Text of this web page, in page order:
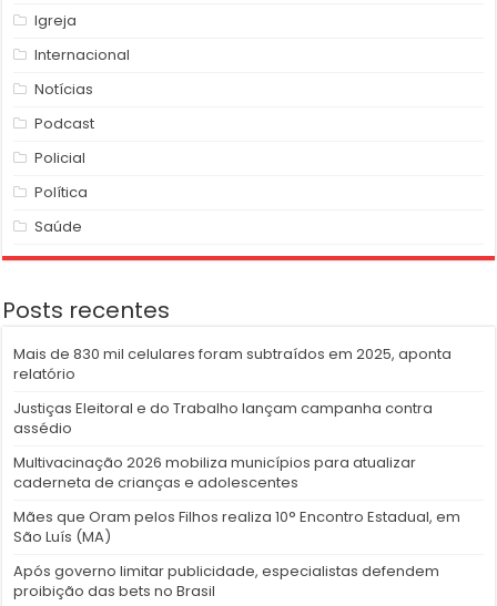
Igreja
Internacional
Notícias
Podcast
Policial
Política
Saúde
Posts recentes
Mais de 830 mil celulares foram subtraídos em 2025, aponta
relatório
Justiças Eleitoral e do Trabalho lançam campanha contra
assédio
Multivacinação 2026 mobiliza municípios para atualizar
caderneta de crianças e adolescentes
Mães que Oram pelos Filhos realiza 10° Encontro Estadual, em
São Luís (MA)
Após governo limitar publicidade, especialistas defendem
proibição das bets no Brasil